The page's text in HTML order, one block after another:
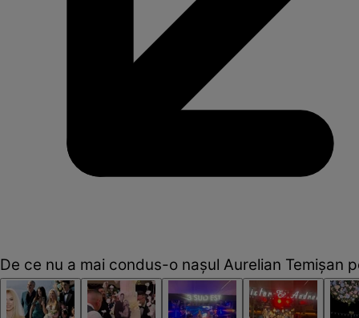
De ce nu a mai condus-o nașul Aurelian Temișan